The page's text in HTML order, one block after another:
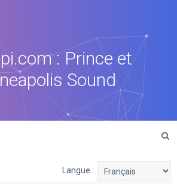
: Prince et
Sound
Langue :